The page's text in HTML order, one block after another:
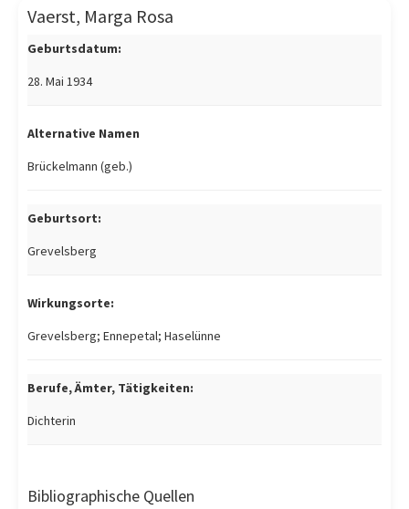
Vaerst, Marga Rosa
Geburtsdatum:
28. Mai 1934
Alternative Namen
Brückelmann (geb.)
Geburtsort:
Grevelsberg
Wirkungsorte:
Grevelsberg; Ennepetal; Haselünne
Berufe, Ämter, Tätigkeiten:
Dichterin
Bibliographische Quellen